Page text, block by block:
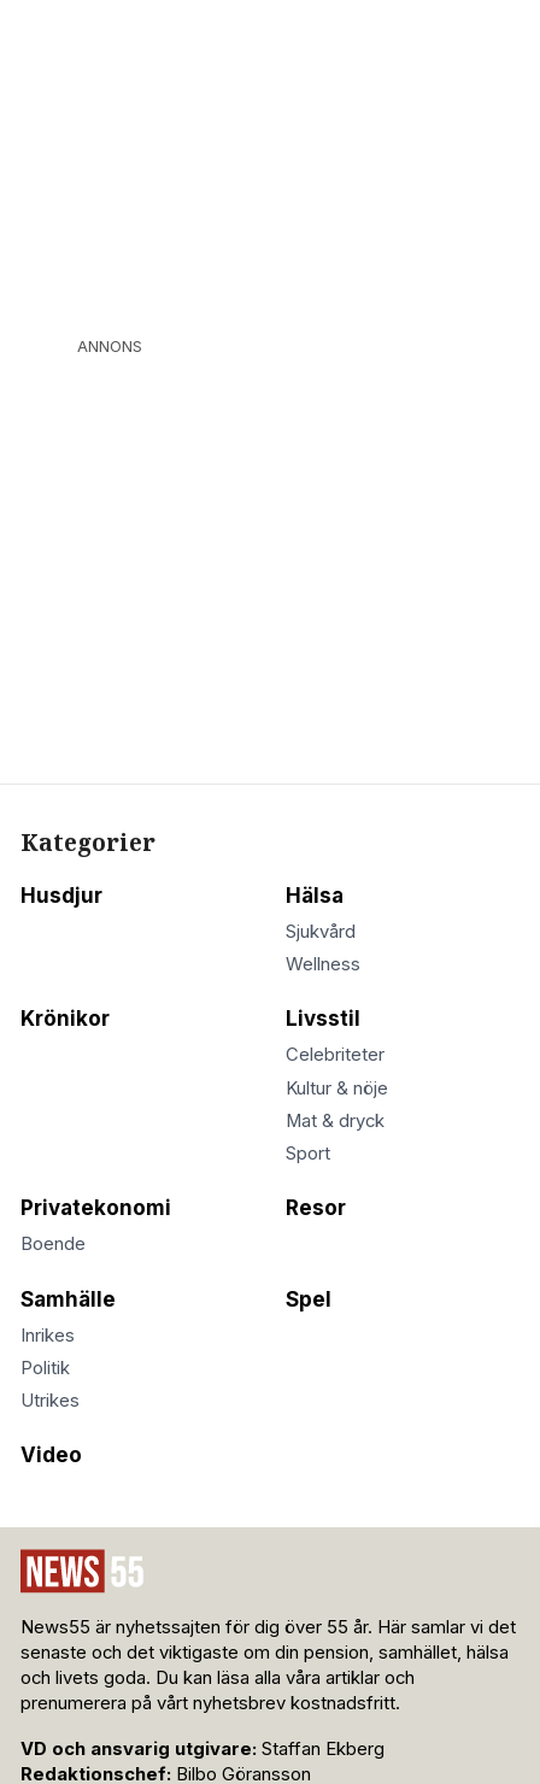
ANNONS
Kategorier
Husdjur Hälsa
Sjukvård
Wellness
Krönikor Livsstil
Celebriteter
Kultur & nöje
Mat & dryck
Sport
Privatekonomi
Boende
Resor
Samhälle
Inrikes
Politik
Utrikes
Spel
Video
News55 är nyhetssajten för dig över 55 år. Här samlar vi det
senaste och det viktigaste om din pension, samhället, hälsa
och livets goda. Du kan läsa alla våra artiklar och
prenumerera på vårt nyhetsbrev kostnadsfritt.
VD och ansvarig utgivare: Staffan Ekberg
Redaktionschef: Bilbo Göransson